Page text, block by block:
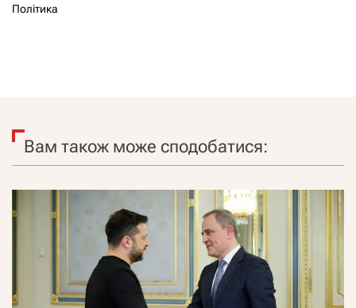
Політика
Вам також може сподобатися: